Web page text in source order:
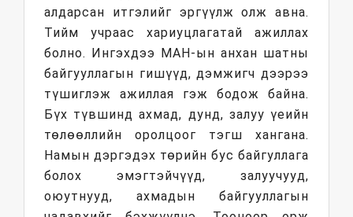
алдарсан итгэлийг эргүүлж олж авна.
Тийм учраас хариуцлагатай ажиллах
болно. Ингэхдээ МАН-ын анхан шатны
байгууллагын гишүүд, дэмжигч дээрээ
түшиглэж ажиллая гэж бодож байна.
Бүх түвшинд ахмад, дунд, залуу үеийн
төлөөллийн оролцоог тэгш хангана.
Намын дэргэдэх төрийн бус байгуллага
болох эмэгтэйчүүд, залуучууд,
оюутнууд, ахмадын байгууллагын